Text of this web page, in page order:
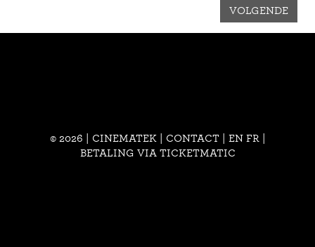
VOLGENDE
© 2026 | CINEMATEK | CONTACT| EN FR
BETALING VIA TICKETMATIC